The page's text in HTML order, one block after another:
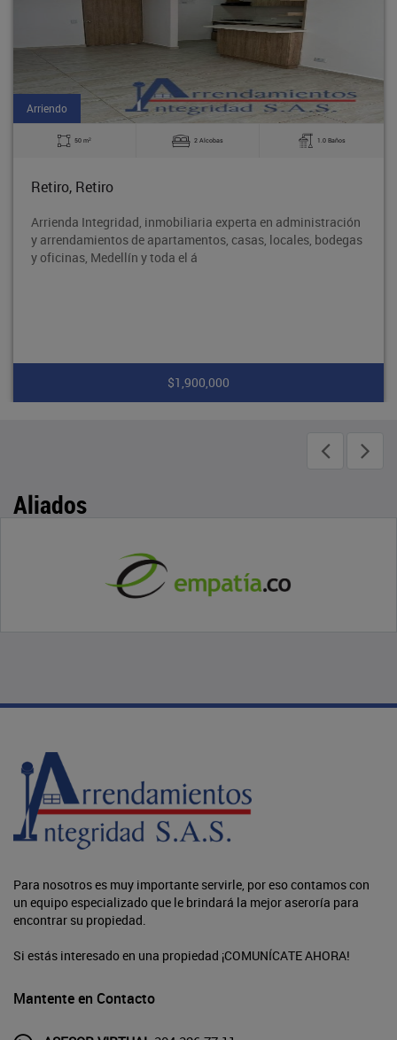
Arriendo
50 m2 2 Alcobas 1.0 Baños
Retiro, Retiro
Arrienda Integridad, inmobiliaria experta en administración
y arrendamientos de apartamentos, casas, locales, bodegas
y oficinas, Medellín y toda el á
$1,900,000
Aliados
Para nosotros es muy importante servirle, por eso contamos con
un equipo especializado que le brindará la mejor aseroría para
encontrar su propiedad.
Si estás interesado en una propiedad ¡COMUNÍCATE AHORA!
Mantente en Contacto